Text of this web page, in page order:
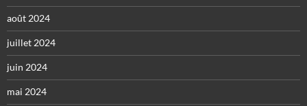
août 2024
juillet 2024
juin 2024
mai 2024